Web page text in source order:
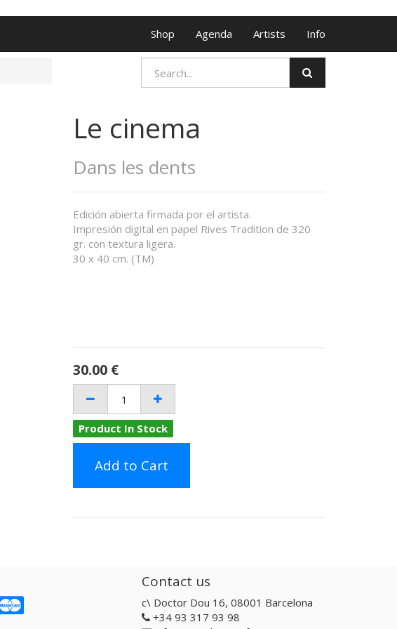
Shop Agenda Artists Info
Le cinema
Dans les dents
Edición abierta firmada por el artista.
Impresión digital en papel Rives Tradition de 320
gr. con textura ligera.
30 x 40 cm. (TM)
30.00 €
Product In Stock
Add to Cart
Contact us
c\ Doctor Dou 16, 08001 Barcelona
+34 93 317 93 98